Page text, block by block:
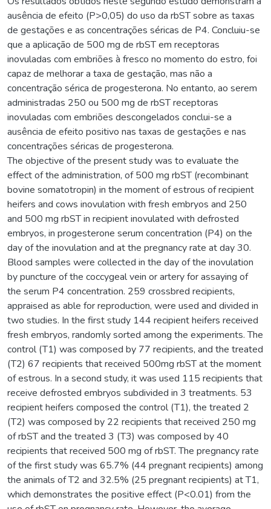
ausência de efeito (P>0,05) do uso da rbST sobre as taxas
de gestações e as concentrações séricas de P4. Concluiu-se
que a aplicação de 500 mg de rbST em receptoras
inovuladas com embriões à fresco no momento do estro, foi
capaz de melhorar a taxa de gestação, mas não a
concentração sérica de progesterona. No entanto, ao serem
administradas 250 ou 500 mg de rbST receptoras
inovuladas com embriões descongelados conclui-se a
ausência de efeito positivo nas taxas de gestações e nas
concentrações séricas de progesterona.
The objective of the present study was to evaluate the
effect of the administration, of 500 mg rbST (recombinant
bovine somatotropin) in the moment of estrous of recipient
heifers and cows inovulation with fresh embryos and 250
and 500 mg rbST in recipient inovulated with defrosted
embryos, in progesterone serum concentration (P4) on the
day of the inovulation and at the pregnancy rate at day 30.
Blood samples were collected in the day of the inovulation
by puncture of the coccygeal vein or artery for assaying of
the serum P4 concentration. 259 crossbred recipients,
appraised as able for reproduction, were used and divided in
two studies. In the first study 144 recipient heifers received
fresh embryos, randomly sorted among the experiments. The
control (T1) was composed by 77 recipients, and the treated
(T2) 67 recipients that received 500mg rbST at the moment
of estrous. In a second study, it was used 115 recipients that
receive defrosted embryos subdivided in 3 treatments. 53
recipient heifers composed the control (T1), the treated 2
(T2) was composed by 22 recipients that received 250 mg
of rbST and the treated 3 (T3) was composed by 40
recipients that received 500 mg of rbST. The pregnancy rate
of the first study was 65.7% (44 pregnant recipients) among
the animals of T2 and 32.5% (25 pregnant recipients) at T1,
which demonstrates the positive effect (P<0.01) from the